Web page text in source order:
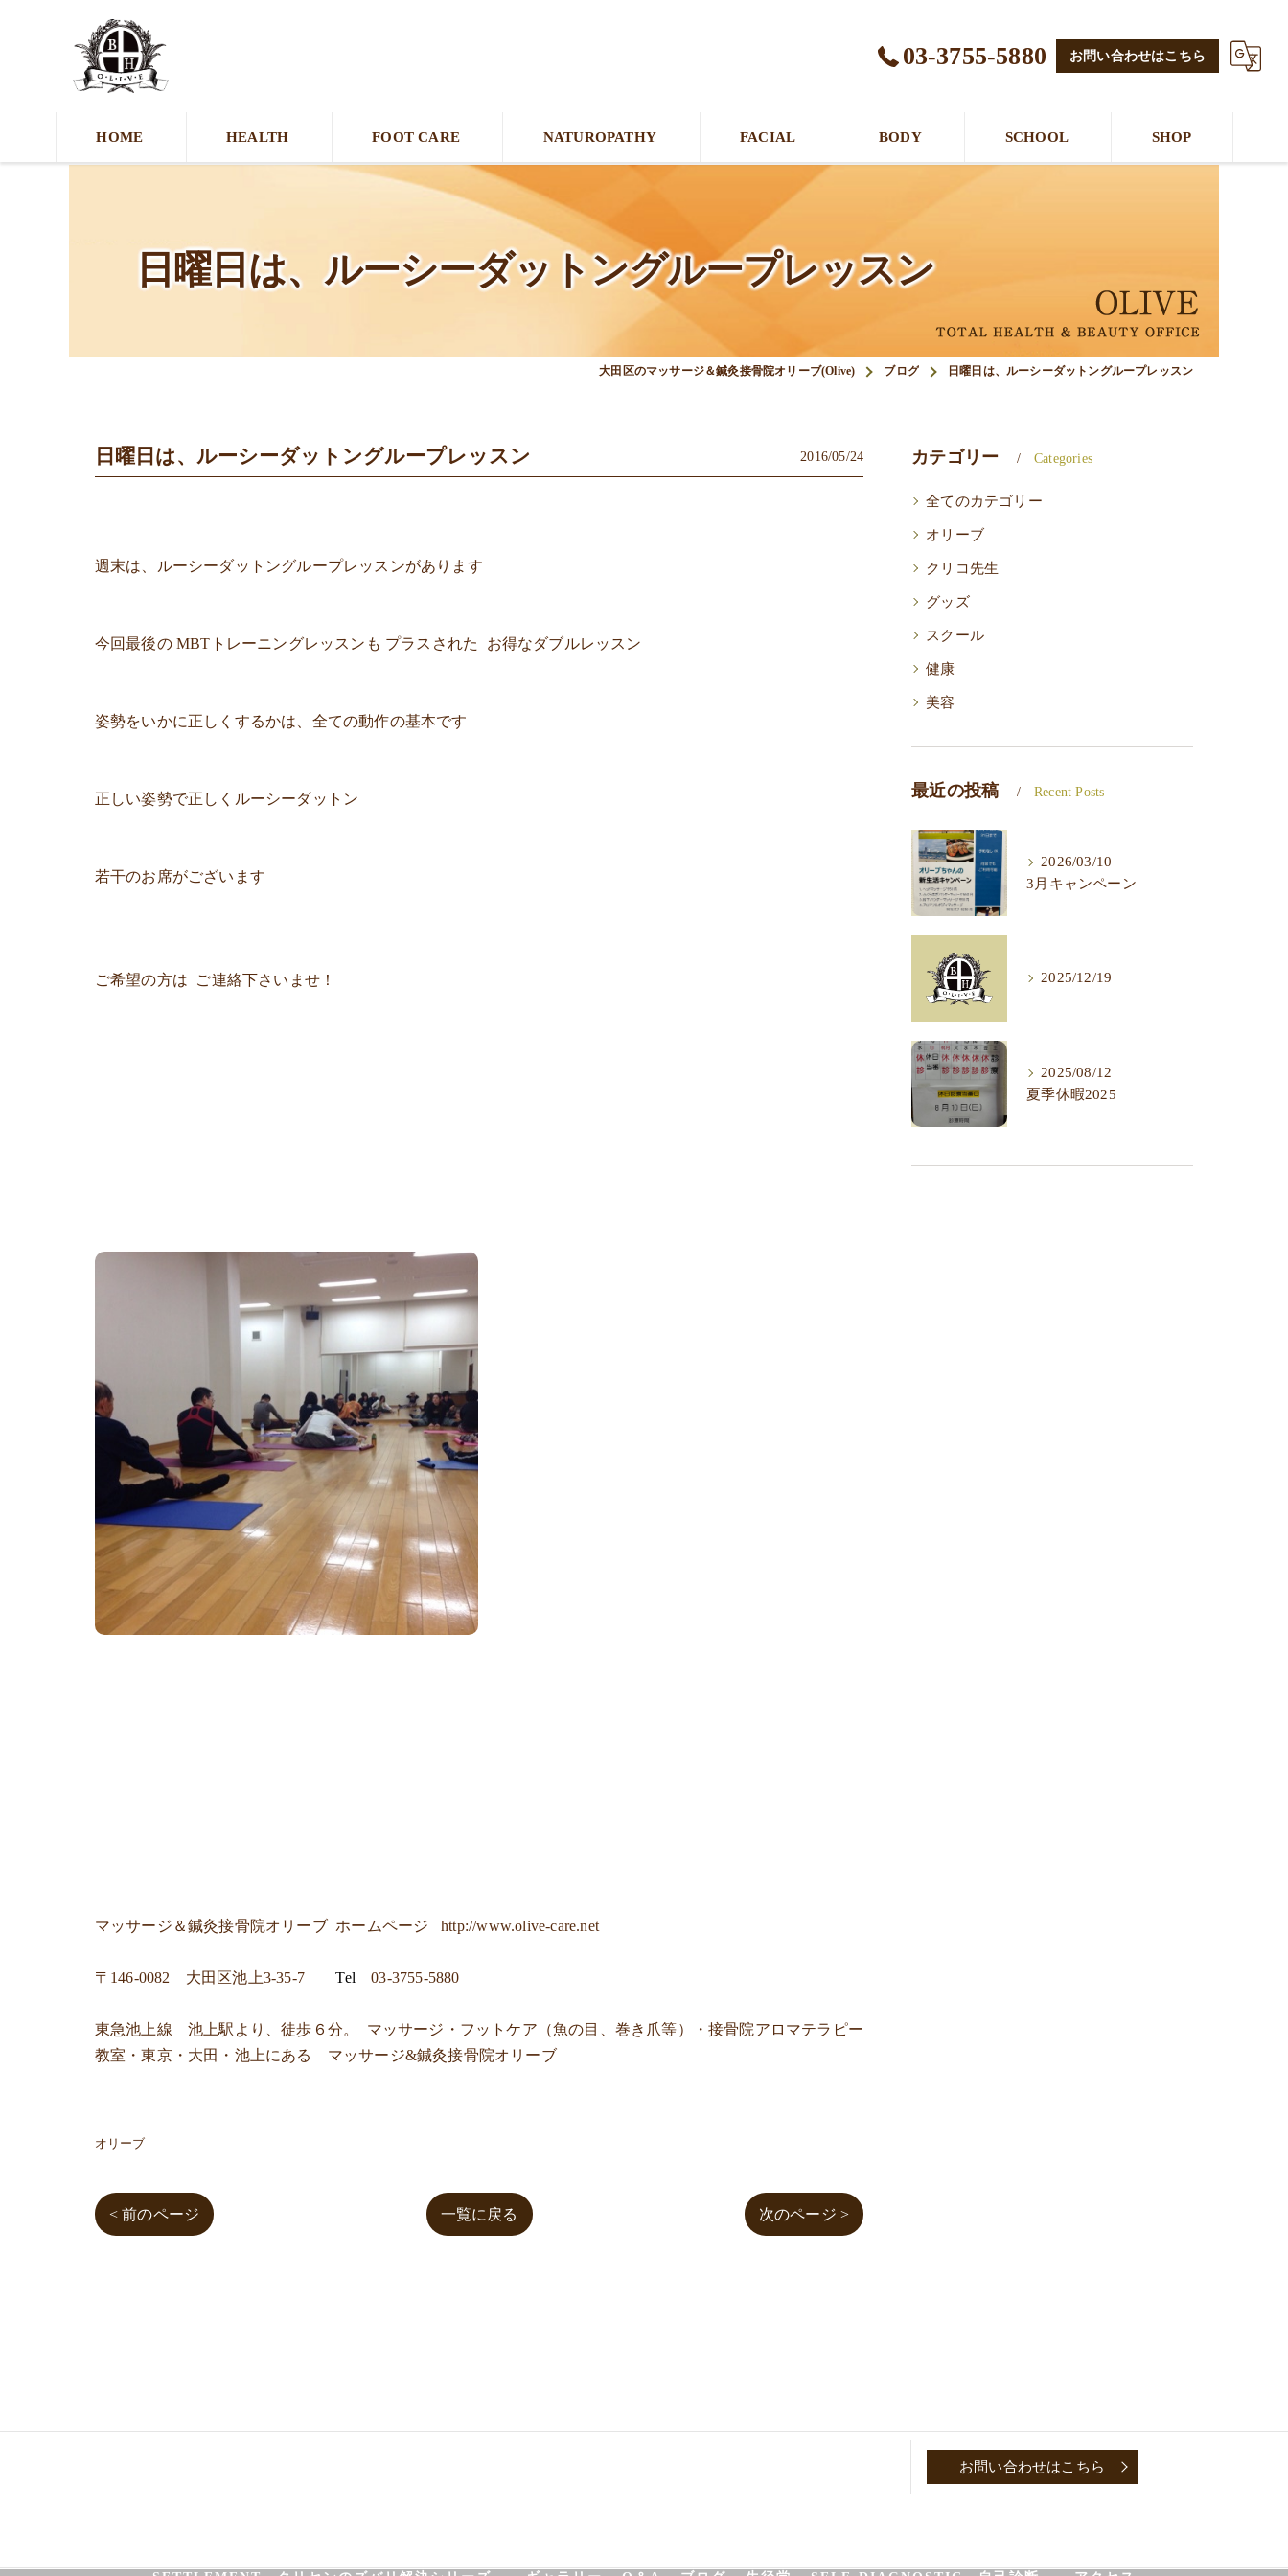
03-3755-5880 お問い合わせはこちら
HOME HEALTH FOOT CARE NATUROPATHY FACIAL BODY SCHOOL SHOP
日曜日は、ルーシーダットングループレッスン
大田区のマッサージ＆鍼灸接骨院オリーブ(Olive) ブログ 日曜日は、ルーシーダットングループレッスン
日曜日は、ルーシーダットングループレッスン 2016/05/24
週末は、ルーシーダットングループレッスンがあります
今回最後の MBTトレーニングレッスンも プラスされた お得なダブルレッスン
姿勢をいかに正しくするかは、全ての動作の基本です
正しい姿勢で正しくルーシーダットン
若干のお席がございます
ご希望の方は ご連絡下さいませ！
マッサージ＆鍼灸接骨院オリーブ ホームページhttp://www.olive-care.net
〒 146-0082 大田区池上3-35-7 Tel03-3755-5880
東急池上線 池上駅より、徒歩６分。 マッサージ・フットケア（魚の目、巻き爪等）・接骨院アロマテラピー
教室・東京・大田・池上にある マッサージ&鍼灸接骨院オリーブ
オリーブ
< 前のページ 一覧に戻る 次のページ >
カテゴリー Categories
全てのカテゴリー
オリーブ
クリコ先生
グッズ
スクール
健康
美容
最近の投稿 Recent Posts
2026/03/10
3月キャンペーン
2025/12/19
2025/08/12
夏季休暇2025
お問い合わせはこちら